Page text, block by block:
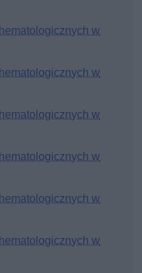
w
w
w
w
w
w